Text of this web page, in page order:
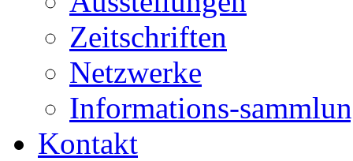
Zeitschriften
Netzwerke
Informations-
Kontakt